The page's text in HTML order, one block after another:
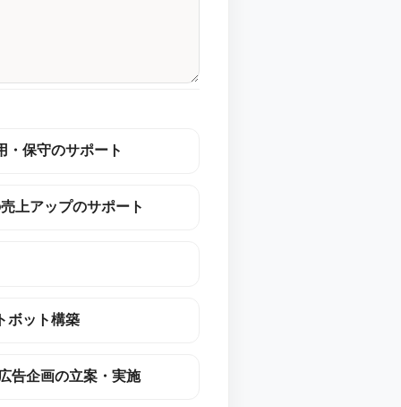
・保守のサポート
上アップのサポート
ボット構築
告企画の立案・実施